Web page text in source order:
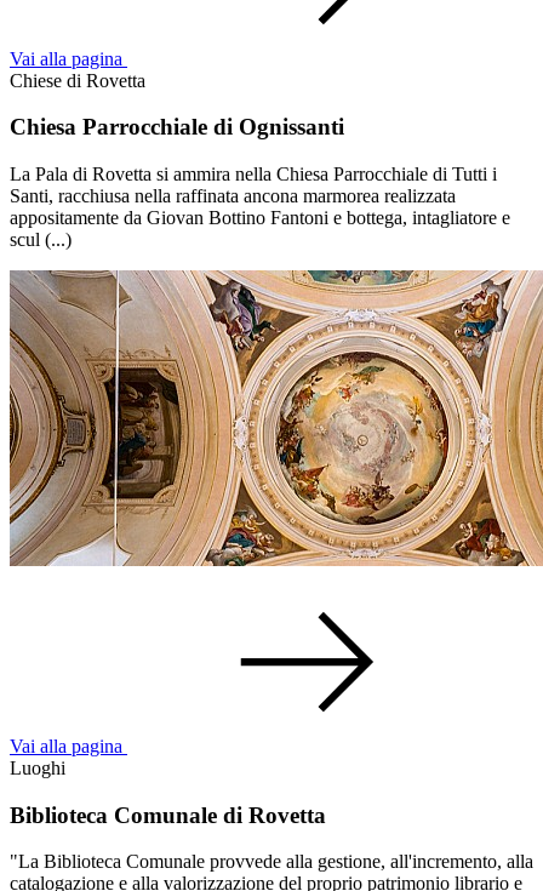
Vai alla pagina
Chiese di Rovetta
Chiesa Parrocchiale di Ognissanti
La Pala di Rovetta si ammira nella Chiesa Parrocchiale di Tutti i
Santi, racchiusa nella raffinata ancona marmorea realizzata
appositamente da Giovan Bottino Fantoni e bottega, intagliatore e
scul (...)
Vai alla pagina
Luoghi
Biblioteca Comunale di Rovetta
"La Biblioteca Comunale provvede alla gestione, all'incremento, alla
catalogazione e alla valorizzazione del proprio patrimonio librario e